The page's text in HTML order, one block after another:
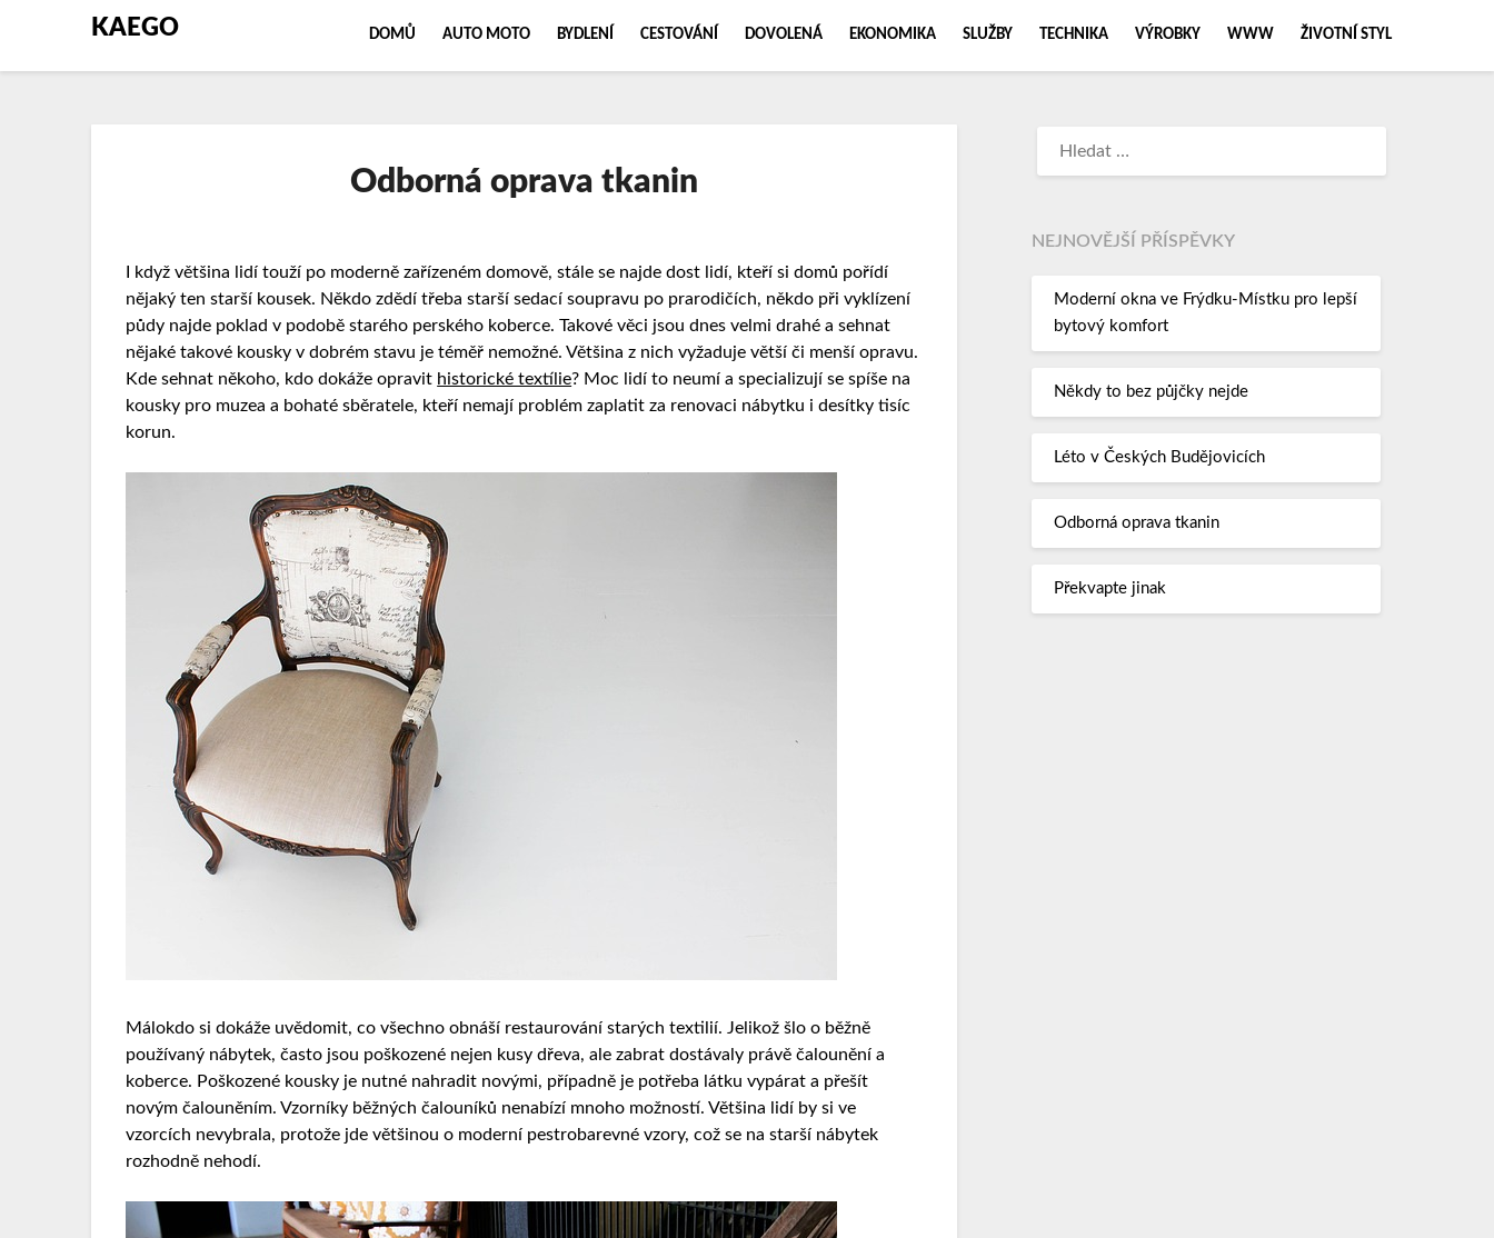
KAEGO DOMŮ AUTO MOTO BYDLENÍ CESTOVÁNÍ DOVOLENÁ EKONOMIKA SLUŽBY TECHNIKA VÝROBKY WWW ŽIVOTNÍ STYL
Odborná oprava tkanin
I když většina lidí touží po moderně zařízeném domově, stále se najde dost lidí, kteří si domů pořídí
nějaký ten starší kousek. Někdo zdědí třeba starší sedací soupravu po prarodičích, někdo při vyklízení
půdy najde poklad v podobě starého perského koberce. Takové věci jsou dnes velmi drahé a sehnat
nějaké takové kousky v dobrém stavu je téměř nemožné. Většina z nich vyžaduje větší či menší opravu.
Kde sehnat někoho, kdo dokáže opravit historické textílie? Moc lidí to neumí a specializují se spíše na
kousky pro muzea a bohaté sběratele, kteří nemají problém zaplatit za renovaci nábytku i desítky tisíc
korun.
Málokdo si dokáže uvědomit, co všechno obnáší restaurování starých textilií. Jelikož šlo o běžně
používaný nábytek, často jsou poškozené nejen kusy dřeva, ale zabrat dostávaly právě čalounění a
koberce. Poškozené kousky je nutné nahradit novými, případně je potřeba látku vypárat a přešít
novým čalouněním. Vzorníky běžných čalouníků nenabízí mnoho možností. Většina lidí by si ve
vzorcích nevybrala, protože jde většinou o moderní pestrobarevné vzory, což se na starší nábytek
rozhodně nehodí.
NEJNOVĚJŠÍ PŘÍSPĚVKY
Moderní okna ve Frýdku-Místku pro lepší
bytový komfort
Někdy to bez půjčky nejde
Léto v Českých Budějovicích
Odborná oprava tkanin
Překvapte jinak